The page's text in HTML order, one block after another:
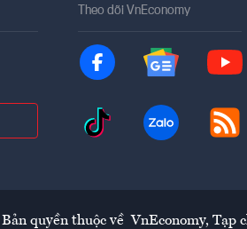
Theo dõi VnEconomy
Bản quyền thuộc về VnEconomy, Tạp